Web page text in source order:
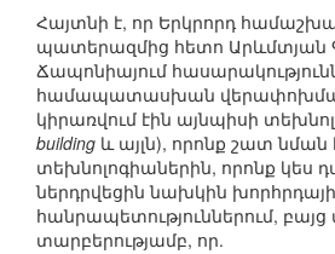
Հայտնի է, որ Երկրորդ
պատերազմից հետո Արևմտյան
Ճապոնիայում
համապատասխան
կիրառվում էին այնպիսի
building և այլն), որոնք շատ նման
տեխնոլոգիաներին, որոնք կես
ներդրվեցին նախկին
հանրապետություններում, բայց
տարբերությամբ, որ.